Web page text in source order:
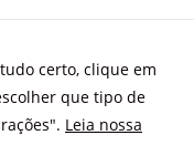
certo, clique em
que tipo de
Leia nossa